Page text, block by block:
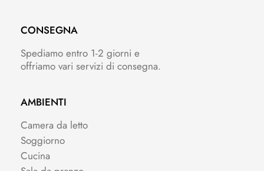
CONSEGNA
Spediamo entro 1-2 giorni e
offriamo vari servizi di consegna.
AMBIENTI
Camera da letto
Soggiorno
Cucina